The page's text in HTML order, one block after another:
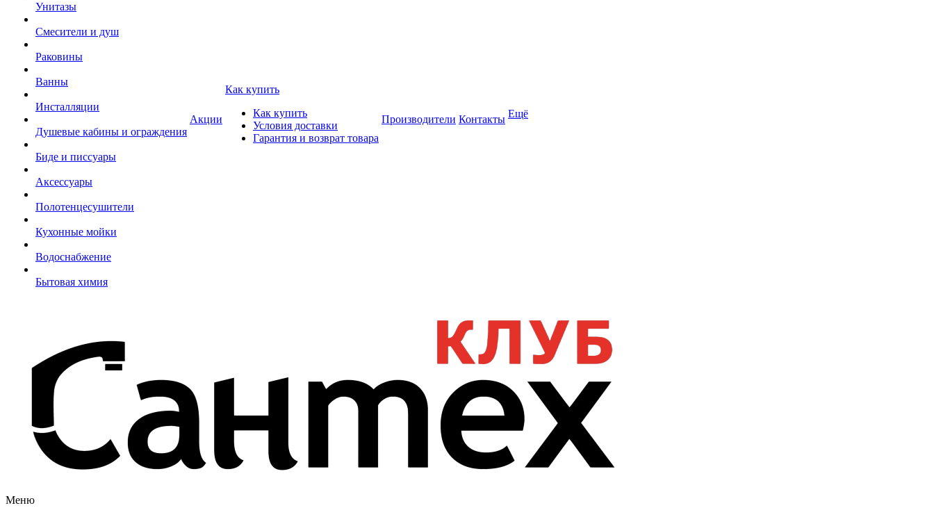
Унитазы
Смесители и душ
Раковины
Ванны
Инсталляции
Душевые кабины и ограждения
Биде и писсуары
Аксессуары
Полотенцесушители
Кухонные мойки
Водоснабжение
Бытовая химия
Акции
Как купить
Как купить
Условия доставки
Гарантия и возврат товара
Производители Контакты Ещё
Меню